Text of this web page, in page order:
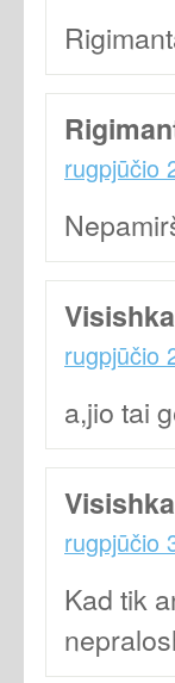
rugpjūčio
rugpjūčio
a,jio tai
rugpjūčio
Kad tik